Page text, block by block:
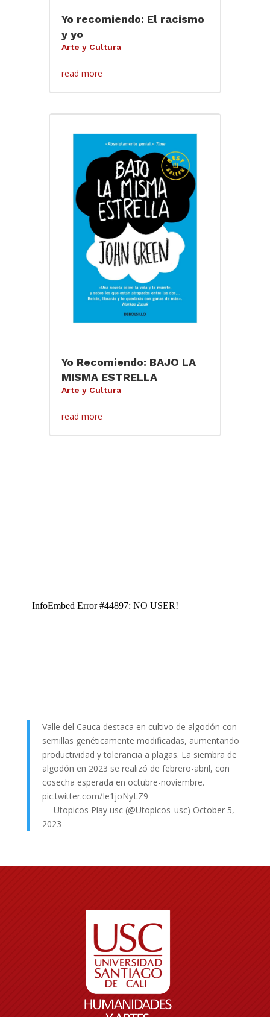
Yo recomiendo: El racismo
y yo
Arte y Cultura
read more
Yo Recomiendo: BAJO LA
MISMA ESTRELLA
Arte y Cultura
read more
Valle del Cauca destaca en cultivo de algodón con
semillas genéticamente modificadas, aumentando
productividad y tolerancia a plagas. La siembra de
algodón en 2023 se realizó de febrero-abril, con
cosecha esperada en octubre-noviembre.
pic.twitter.com/Ie1joNyLZ9
— Utopicos Play usc (@Utopicos_usc) October 5,
2023